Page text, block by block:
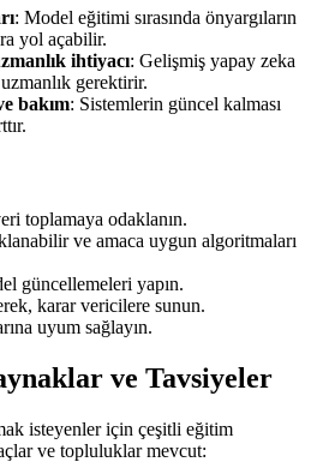
: Model eğitimi sırasında önyargıların
yol açabilir.
ihtiyacı: Gelişmiş yapay zeka
gerektirir.
bakım: Sistemlerin güncel kalması
toplamaya odaklanın.
ve amaca uygun algoritmaları
güncellemeleri yapın.
karar vericilere sunun.
uyum sağlayın.
ve Tavsiyeler
isteyenler için çeşitli eğitim
ve topluluklar mevcut: